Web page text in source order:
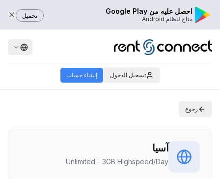
احصل عليه من Google Play
متاح لنظام Android تحميل
تسجيل الدخول إنشاء حساب
رجوع
آسيا
Unlimited - 3GB Highspeed/Day